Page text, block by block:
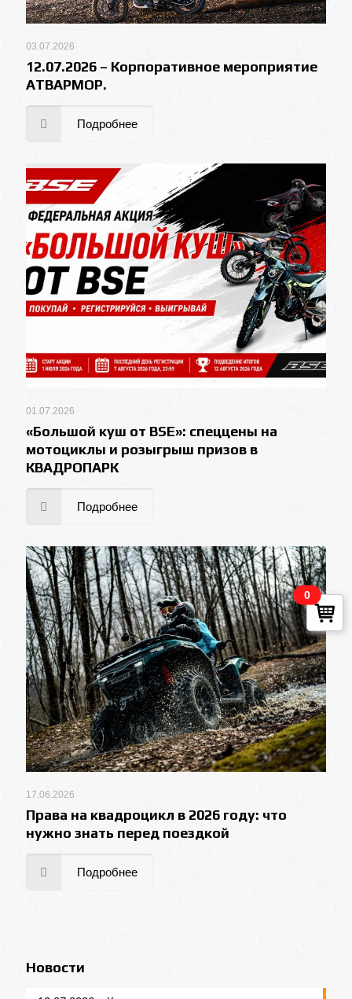
03.07.2026
12.07.2026 – Корпоративное мероприятие
АТВАРМОР.
Подробнее
01.07.2026
«Большой куш от BSE»: спеццены на
мотоциклы и розыгрыш призов в
КВАДРОПАРК
Подробнее
17.06.2026
Права на квадроцикл в 2026 году: что
нужно знать перед поездкой
Подробнее
Новости
0